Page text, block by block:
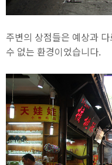
주변의 상점들은 예상과
수 없는 환경이었습니다.